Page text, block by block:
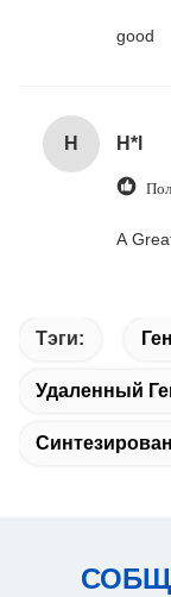
good
H H*l
A
Тэги:
Удаленный